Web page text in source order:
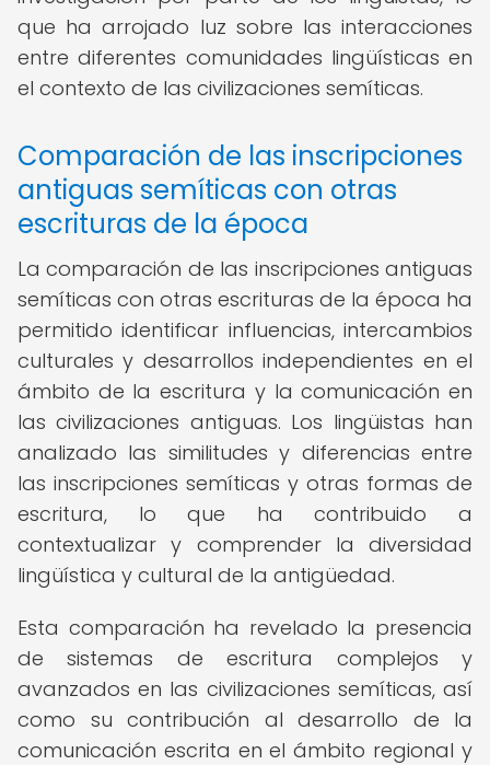
que ha arrojado luz sobre las interacciones
entre diferentes comunidades lingüísticas en
el contexto de las civilizaciones semíticas.
Comparación de las inscripciones
antiguas semíticas con otras
escrituras de la época
La comparación de las inscripciones antiguas
semíticas con otras escrituras de la época ha
permitido identificar influencias, intercambios
culturales y desarrollos independientes en el
ámbito de la escritura y la comunicación en
las civilizaciones antiguas. Los lingüistas han
analizado las similitudes y diferencias entre
las inscripciones semíticas y otras formas de
escritura, lo que ha contribuido a
contextualizar y comprender la diversidad
lingüística y cultural de la antigüedad.
Esta comparación ha revelado la presencia
de sistemas de escritura complejos y
avanzados en las civilizaciones semíticas, así
como su contribución al desarrollo de la
comunicación escrita en el ámbito regional y